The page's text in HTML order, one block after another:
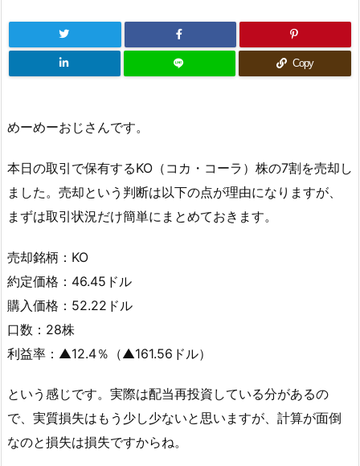
Copy
めーめーおじさんです。
本日の取引で保有するKO（コカ・コーラ）株の7割を売却し
ました。売却という判断は以下の点が理由になりますが、
まずは取引状況だけ簡単にまとめておきます。
売却銘柄：KO
約定価格：46.45ドル
購入価格：52.22ドル
口数：28株
利益率：▲12.4％（▲161.56ドル）
という感じです。実際は配当再投資している分があるの
で、実質損失はもう少し少ないと思いますが、計算が面倒
なのと損失は損失ですからね。